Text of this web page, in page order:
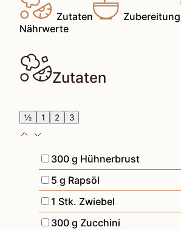
Zutaten
Zubereitung
Nährwerte
Zutaten
½ 1 2 3
▢
300 g Hühnerbrust
▢
5 g Rapsöl
▢
1 Stk. Zwiebel
▢
300 g Zucchini